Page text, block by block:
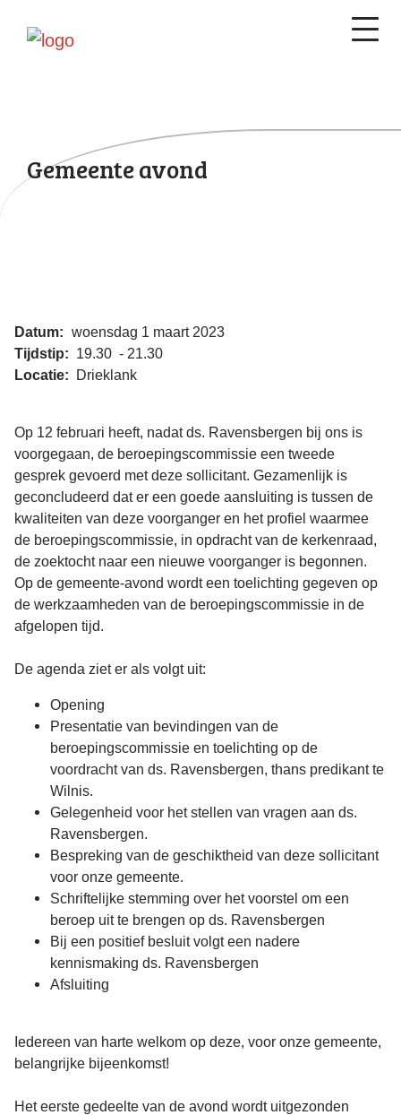
Gemeente avond
Datum: woensdag 1 maart 2023
Tijdstip: 19.30 - 21.30
Locatie: Drieklank
Op 12 februari heeft, nadat ds. Ravensbergen bij ons is
voorgegaan, de beroepingscommissie een tweede
gesprek gevoerd met deze sollicitant. Gezamenlijk is
geconcludeerd dat er een goede aansluiting is tussen de
kwaliteiten van deze voorganger en het profiel waarmee
de beroepingscommissie, in opdracht van de kerkenraad,
de zoektocht naar een nieuwe voorganger is begonnen.
Op de gemeente-avond wordt een toelichting gegeven op
de werkzaamheden van de beroepingscommissie in de
afgelopen tijd.
De agenda ziet er als volgt uit:
Opening
Presentatie van bevindingen van de
beroepingscommissie en toelichting op de
voordracht van ds. Ravensbergen, thans predikant te
Wilnis.
Gelegenheid voor het stellen van vragen aan ds.
Ravensbergen.
Bespreking van de geschiktheid van deze sollicitant
voor onze gemeente.
Schriftelijke stemming over het voorstel om een
beroep uit te brengen op ds. Ravensbergen
Bij een positief besluit volgt een nadere
kennismaking ds. Ravensbergen
Afsluiting
Iedereen van harte welkom op deze, voor onze gemeente,
belangrijke bijeenkomst!
Het eerste gedeelte van de avond wordt uitgezonden